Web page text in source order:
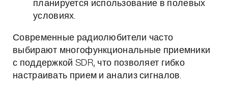
планируется использование в полевых
условиях.
Современные радиолюбители часто
выбирают многофункциональные приемники
с поддержкой SDR, что позволяет гибко
настраивать прием и анализ сигналов.